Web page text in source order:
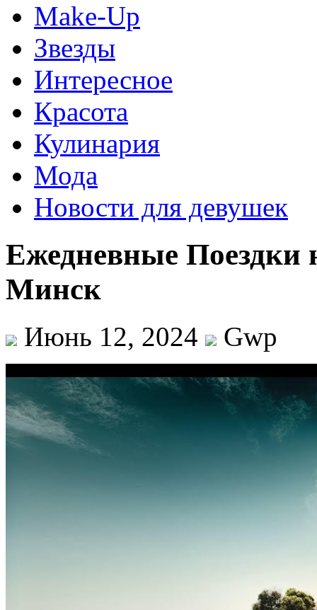
Make-Up
Звезды
Интересное
Красота
Кулинария
Мода
Новости для девушек
Ежедневные
Минск
Июнь 12, 2024 Gwp